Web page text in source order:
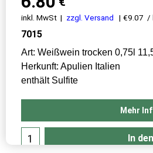
inkl. MwSt zzgl. Versand €9.07 /
7015
Art: Weißwein trocken 0,75l
Herkunft: Apulien Italien
enthält Sulfite
Mehr
In